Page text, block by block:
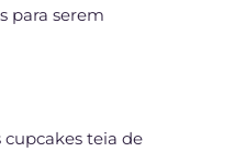
para serem
cupcakes teia de